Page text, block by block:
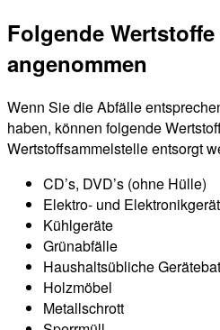
Folgende
angenommen
Wenn Sie die Abfälle
haben, können folgende
Wertstoffsammelstelle entsorgt
CD’s, DVD’s (ohne Hülle)
Elektro- und
Kühlgeräte
Grünabfälle
Haushaltsübliche
Holzmöbel
Metallschrott